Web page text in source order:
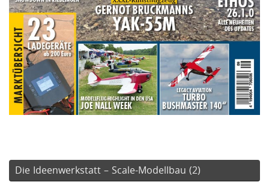
Die Ideenwerkstatt – Scale-Modellbau (2)